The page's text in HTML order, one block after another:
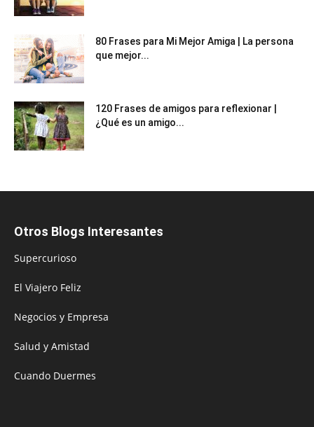
80 Frases para Mi Mejor Amiga | La persona
que mejor...
120 Frases de amigos para reflexionar |
¿Qué es un amigo...
Otros Blogs Interesantes
Supercurioso
El Viajero Feliz
Negocios y Empresa
Salud y Amistad
Cuando Duermes